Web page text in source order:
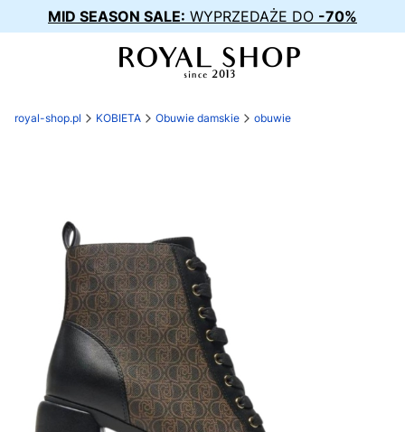
MID SEASON SALE: WYPRZEDAŻE DO -70%
royal-shop.pl KOBIETA Obuwie damskie obuwie